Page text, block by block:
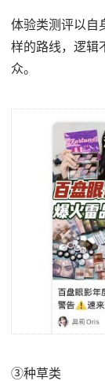
体验类测评以自
样的路线，逻辑
众。
③种草类